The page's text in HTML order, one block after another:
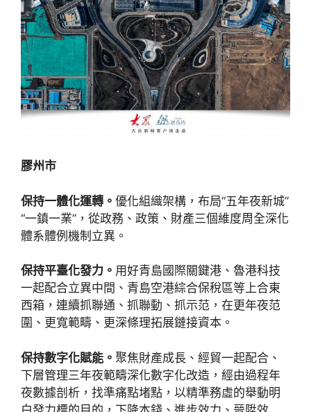
膠州市
保持一體化運轉。 優化組織架構，布局“五年夜新城”
“一鎮一業”，從政務、政策、財產三個維度周全深化
體系體例機制立異。
保持平臺化發力。 用好青島國際關鍵港、魯港科技
一起配合立異中間、青島空港綜合保稅區等上合東
西箱，連續抓聯通、抓聯動、抓示范，在更年夜范
圍、更寬範疇、更深條理拓展鏈接資本。
保持數字化賦能。 聚焦財產成長、經貿一起配合、
下層管理三年夜範疇深化數字化改造，經由過程年
夜數據剖析，找準痛點堵點，以精準務虛的舉動明